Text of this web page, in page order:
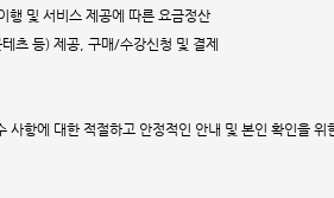
행 및 서비스 제공에 따른 요금정산
츠 등) 제공, 구매/수강신청 및 결제
사항에 대한 적절하고 안정적인 안내 및 본인 확인을 위